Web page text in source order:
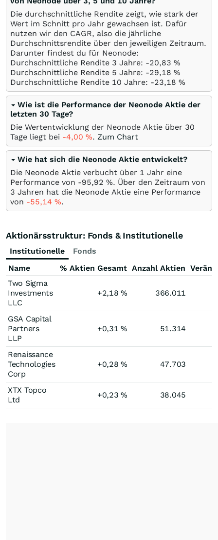
Die durchschnittliche Rendite zeigt, wie stark der
Wert im Schnitt pro Jahr gewachsen ist. Dafür
nutzen wir den CAGR, also die jährliche
Durchschnittsrendite über den jeweiligen Zeitraum.
Darunter findest du für Neonode:
Durchschnittliche Rendite 3 Jahre: -20,83 %
Durchschnittliche Rendite 5 Jahre: -29,18 %
Durchschnittliche Rendite 10 Jahre: -23,18 %
Wie ist die Performance der Neonode Aktie der
letzten 30 Tage?
Die Wertentwicklung der Neonode Aktie über 30
Tage liegt bei -4,00 %. Zum Chart
Wie hat sich die Neonode Aktie entwickelt?
Die Neonode Aktie verbucht über 1 Jahr eine
Performance von -95,92 %. Über den Zeitraum von
3 Jahren hat die Neonode Aktie eine Performance
von -55,14 %.
Aktionärsstruktur: Fonds & Institutionelle
Institutionelle
Fonds
Name
% Aktien Gesamt Anzahl Aktien
Two Sigma
Investments
LLC
+2,18% 366.011
GSA Capital
Partners
LLP
+0,31% 51.314
Renaissance
Technologies
Corp
+0,28% 47.703
XTX Topco
Ltd
+0,23% 38.045